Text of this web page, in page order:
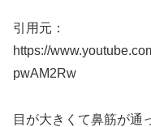
引用元：
https://
pwAM2Rw
目が大きくて鼻筋が通